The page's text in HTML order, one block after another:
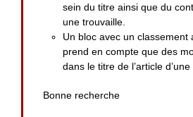
sein du titre ainsi que du
une trouvaille.
Un bloc avec un classement
prend en compte que des
dans le titre de l’article
Bonne recherche